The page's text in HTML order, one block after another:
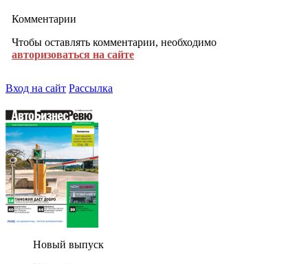
Комментарии
Чтобы оставлять комментарии, необходимо
авторизоваться на сайте
Вход на сайт Рассылка
Новый выпуск